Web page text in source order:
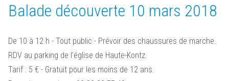
Balade découverte 10 mars 2018
De 10 à 12 h - Tout public - Prévoir des chaussures de marche.
RDV au parking de l'église de Haute-Kontz.
Tarif : 5 € - Gratuit pour les moins de 12 ans.